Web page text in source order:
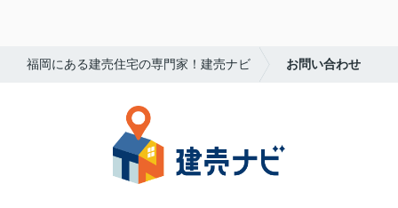
福岡にある建売住宅の専門家！建売ナビ お問い合わせ